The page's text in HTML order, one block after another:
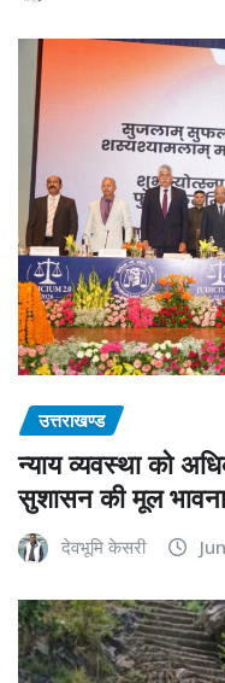
उत्तराखण्ड
न्याय व्यवस्था को
सुशासन की मूल
देवभूमि केसरी